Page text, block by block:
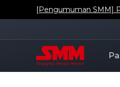
[Pengumuman SMM]